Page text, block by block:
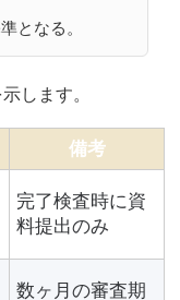
となる。
します。
備考
完了検査時に資
料提出のみ
数ヶ月の審査期